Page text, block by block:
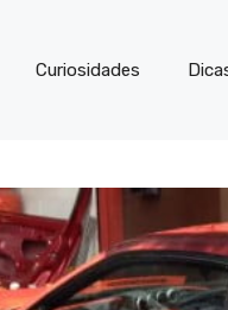
Curiosidades